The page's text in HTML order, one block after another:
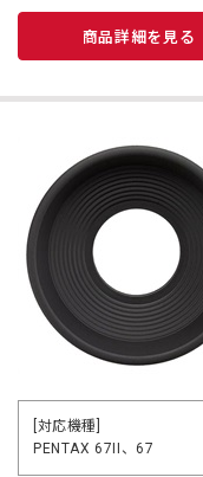
商品詳細を見る
[対応機種]
PENTAX 67II、67